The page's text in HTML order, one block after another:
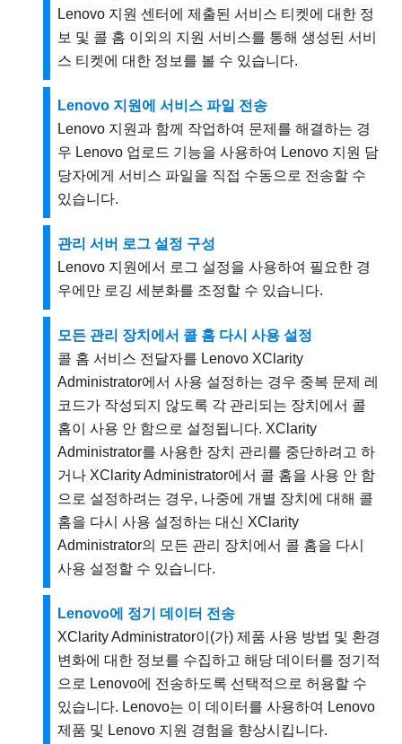
Lenovo 지원 센터 에 제출된 서비스 티켓에 대한 정
보 및 콜 홈 이외의 지원 서비스를 통해 생성된 서비
스 티켓에 대한 정보를 볼 수 있습니다.
Lenovo 지원에 서비스 파일 전송
Lenovo 지원과 함께 작업하여 문제를 해결하는 경
우 Lenovo 업로드 기능을 사용하여 Lenovo 지원 담
당자에게 서비스 파일을 직접 수동으로 전송할 수
있습니다.
관리 서버 로그 설정 구성
Lenovo 지원 에서 로그 설정을 사용하여 필요한 경
우에만 로깅 세분화를 조정할 수 있습니다.
모든 관리 장치에서 콜 홈 다시 사용 설정
콜 홈 서비스 전달자를 Lenovo XClarity
Administrator에서 사용 설정하는 경우 중복 문제 레
코드가 작성되지 않도록 각 관리되는 장치에서 콜
홈이 사용 안 함으로 설정됩니다. XClarity
Administrator를 사용한 장치 관리를 중단하려고 하
거나 XClarity Administrator에서 콜 홈을 사용 안 함
으로 설정하려는 경우, 나중에 개별 장치에 대해 콜
홈을 다시 사용 설정하는 대신 XClarity
Administrator의 모든 관리 장치에서 콜 홈을 다시
사용 설정할 수 있습니다.
Lenovo에 정기 데이터 전송
XClarity Administrator이(가) 제품 사용 방법 및 환경
변화에 대한 정보를 수집하고 해당 데이터를 정기적
으로 Lenovo에 전송하도록 선택적으로 허용할 수
있습니다. Lenovo는 이 데이터를 사용하여 Lenovo
제품 및 Lenovo 지원 경험을 향상시킵니다.